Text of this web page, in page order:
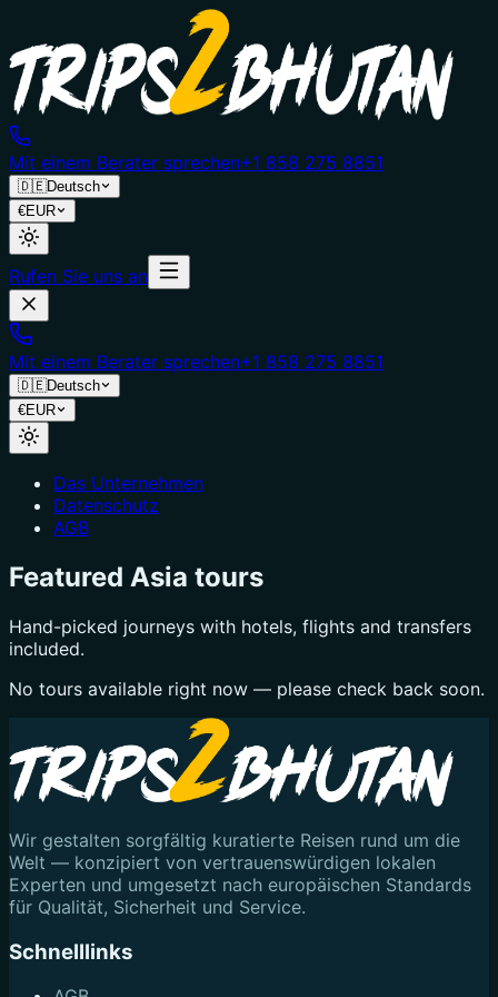
Mit einem Berater sprechen+1 858 275 8851
🇩🇪Deutsch
€EUR
Rufen Sie uns an
Mit einem Berater sprechen+1 858 275 8851
🇩🇪Deutsch
€EUR
Das Unternehmen
Datenschutz
AGB
Featured Asia tours
Hand-picked journeys with hotels, flights and transfers
included.
No tours available right now — please check back soon.
Wir gestalten sorgfältig kuratierte Reisen rund um die
Welt — konzipiert von vertrauenswürdigen lokalen
Experten und umgesetzt nach europäischen Standards
für Qualität, Sicherheit und Service.
Schnelllinks